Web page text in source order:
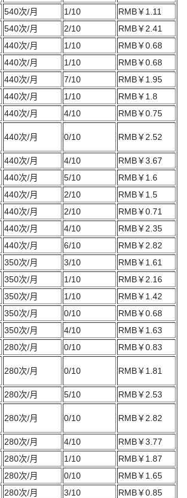
540次/月 1/10
RMB￥1.11
540次/月 2/10
RMB￥2.41
440次/月 1/10
RMB￥0.68
440次/月 1/10
RMB￥0.68
440次/月 7/10
RMB￥1.95
440次/月 1/10
RMB￥1.8
440次/月 4/10
RMB￥0.75
440次/月 0/10 RMB￥2.52
440次/月 4/10
RMB￥3.67
440次/月 5/10
RMB￥1.6
440次/月 2/10
RMB￥1.5
440次/月 2/10
RMB￥0.71
440次/月 4/10
RMB￥2.35
440次/月 6/10
RMB￥2.82
350次/月 3/10
RMB￥1.61
350次/月 1/10
RMB￥2.16
350次/月 1/10
RMB￥1.42
350次/月 0/10
RMB￥0.68
350次/月 4/10
RMB￥1.63
280次/月 0/10
RMB￥0.83
280次/月 0/10 RMB￥1.81
280次/月 5/10
RMB￥2.53
280次/月 0/10 RMB￥2.82
280次/月 4/10
RMB￥3.77
280次/月 1/10
RMB￥1.87
280次/月 0/10
RMB￥1.65
280次/月 3/10
RMB￥0.85